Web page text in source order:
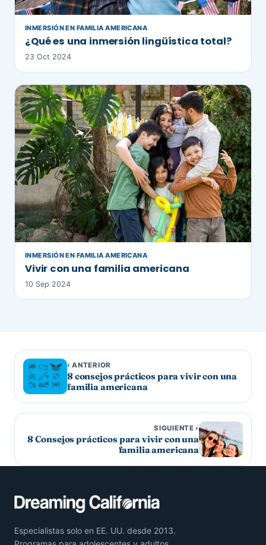
INMERSIÓN EN FAMILIA AMERICANA
¿Qué es una inmersión lingüística total?
23 Oct 2024
INMERSIÓN EN FAMILIA AMERICANA
Vivir con una familia americana
10 Sep 2024
‹ ANTERIOR
8 consejos prácticos para vivir con una
familia americana
SIGUIENTE ›
8 Consejos prácticos para vivir con una
familia americana
Especialistas solo en EE. UU. desde 2013.